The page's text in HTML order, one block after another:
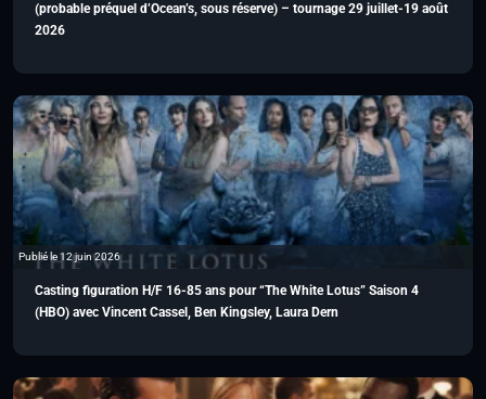
(probable préquel d’Ocean’s, sous réserve) – tournage 29 juillet-19 août
2026
Publié le 12 juin 2026
Casting figuration H/F 16-85 ans pour “The White Lotus” Saison 4
(HBO) avec Vincent Cassel, Ben Kingsley, Laura Dern